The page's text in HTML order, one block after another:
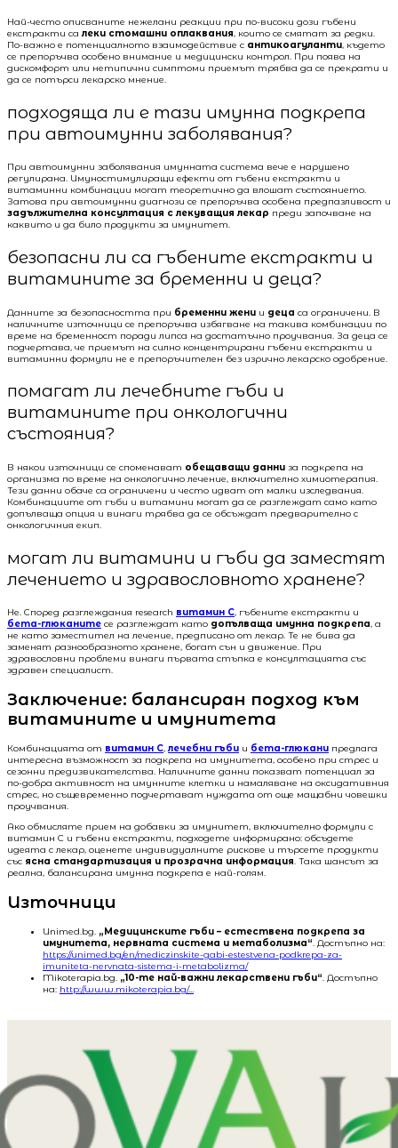
Най-често описваните нежелани реакции при по-високи дози гъбени
екстракти салеки стомашни оплаквания, които се смятат за редки.
По-важно е потенциалното взаимодействие с антикоагуланти, където
се препоръчва особено внимание и медицински контрол. При поява на
дискомфорт или нетипични симптоми приемът трябва да се прекрати и
да се потърси лекарско мнение.
подходяща ли е тази имунна подкрепа
при автоимунни заболявания?
При автоимунни заболявания имунната система вече е нарушено
регулирана. Имуностимулиращи ефекти от гъбени екстракти и
витаминни комбинации могат теоретично да влошат състоянието.
Затова при автоимунни диагнози се препоръчва особена предпазливост и
задължителна консултация с лекуващия лекар преди започване на
каквито и да било продукти за имунитет.
безопасни ли са гъбените екстракти и
витамините за бременни и деца?
Данните за безопасността при бременни жени и деца са ограничени. В
наличните източници се препоръчва избягване на такива комбинации по
време на бременност поради липса на достатъчно проучвания. За деца се
подчертава, че приемът на силно концентрирани гъбени екстракти и
витаминни формули не е препоръчителен без изрично лекарско одобрение.
помагат ли лечебните гъби и
витамините при онкологични
състояния?
В някои източници се споменават обещаващи данни за подкрепа на
организма по време на онкологично лечение, включително химиотерапия.
Тези данни обаче са ограничени и често идват от малки изследвания.
Комбинациите от гъби и витамини могат да се разглеждат само като
допълваща опция и винаги трябва да се обсъждат предварително с
онкологичния екип.
могат ли витамини и гъби да заместят
лечението и здравословното хранене?
Не. Според разглеждания research витамин C, гъбените екстракти и
бета-глюканите се разглеждат като допълваща имунна подкрепа, а
не като заместител на лечение, предписано от лекар. Те не бива да
заменят разнообразното хранене, богат сън и движение. При
здравословни проблеми винаги първата стъпка е консултацията със
здравен специалист.
Заключение: балансиран подход към
витамините и имунитета
Комбинацията от витамин C,лечебни гъби и бета-глюкани предлага
интересна възможност за подкрепа на имунитета, особено при стрес и
сезонни предизвикателства. Наличните данни показват потенциал за
по-добра активност на имунните клетки и намаляване на оксидативния
стрес, но същевременно подчертават нуждата от още мащабни човешки
проучвания.
Ако обмисляте прием на добавки за имунитет, включително формули с
витамин C и гъбени екстракти, подходете информирано: обсъдете
идеята с лекар, оценете индивидуалните рискове и търсете продукти
със ясна стандартизация и прозрачна информация. Така шансът за
реална, балансирана имунна подкрепа е най-голям.
Източници
Unimed.bg. „Медицинските гъби – естествена подкрепа за
имунитета, нервната система и метаболизма“. Достъпно на:
https://unimed.bg/en/mediczinskite-gabi-estestvena-podkrepa-za-
imuniteta-nervnata-sistema-i-metabolizma/
Mikoterapia.bg. „10-те най-важни лекарствени гъби“. Достъпно
на: http://www.mikoterapia.bg/…